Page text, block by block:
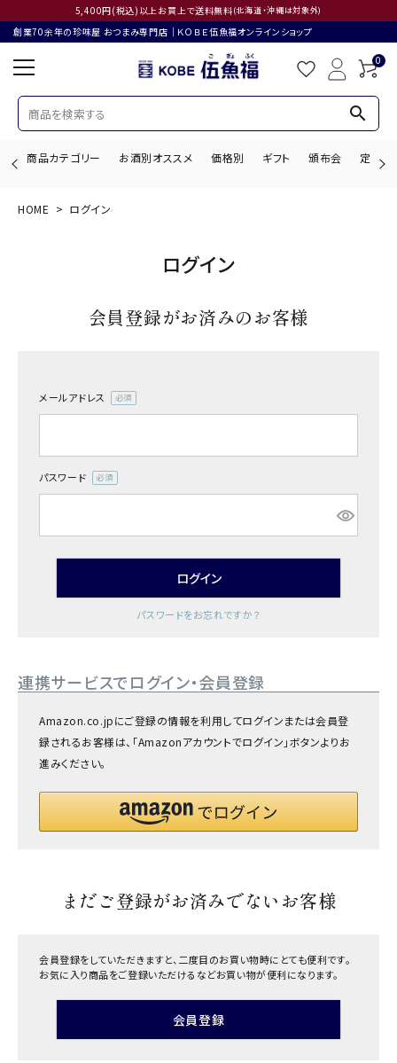
5,400円(税込)以上お買上で送料無料(北海道・沖縄は対象外)
創業70余年の珍味屋 おつまみ専門店│ＫＯＢＥ伍魚福オンラインショップ
0
search
商品カテゴリー お酒別オススメ 価格別 ギフト 頒布会 定期購
ようこそ ゲスト 様
商品カテゴリー
お酒別オススメ
HOME ログイン
ログイン
会員登録がお済みのお客様
メールアドレス
(必
パスワード
(必
ログイン
パスワードをお忘れですか？
連携サービスでログイン・会員登録
Amazon.co.jpにご登録の情報を利用してログインまたは会員登
録されるお客様は、「Amazonアカウントでログイン」ボタンよりお
進みください。
まだご登録がお済みでないお客様
会員登録をしていただきますと、二度目のお買い物時にとても便利です。
お気に入り商品をご登録いただけるなどお買い物が便利になります。
会員登録